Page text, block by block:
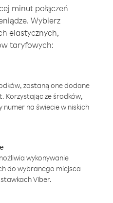
minut połączeń
Wybierz
elastycznych,
taryfowych:
zostaną one dodane
Korzystając ze środków,
numer na świecie w niskich
wykonywanie
do wybranego miejsca
Viber.